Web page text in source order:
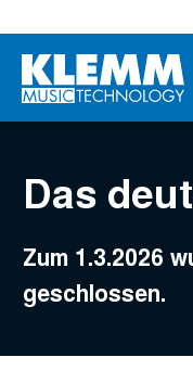
Hauptinhalt
Das
Zum 1.3.2026
geschlossen.